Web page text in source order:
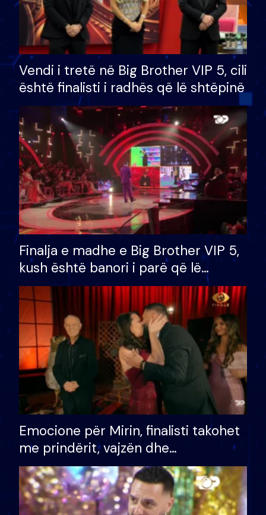
Vendi i tretë në Big Brother VIP 5, cili
është finalisti i radhës që lë shtëpinë
Finalja e madhe e Big Brother VIP 5,
kush është banori i parë që lë
shtëpinë dhe humb mundësinë për
të fituar çmimin e madh
Emocione për Mirin, finalisti takohet
me prindërit, vajzën dhe
bashkëshorten: S’kemi ndonjë letër
divorci apo jo?